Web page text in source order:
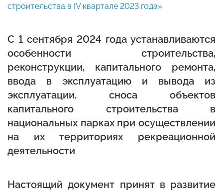
строительства в IV квартале 2023 года»
С 1 сентября 2024 года устанавливаются
особенности строительства,
реконструкции, капитального ремонта,
ввода в эксплуатацию и вывода из
эксплуатации, сноса объектов
капитального строительства в
национальных парках при осуществлении
на их территориях рекреационной
деятельности
Настоящий документ принят в развитие